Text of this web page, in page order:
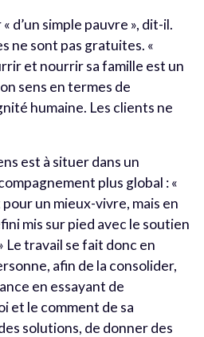
d’un simple pauvre », dit-il.
ne sont pas gratuites. «
et nourrir sa famille est un
sens en termes de
humaine. Les clients ne
est à situer dans un
plus global : «
pour un mieux-vivre, mais en
mis sur pied avec le soutien
Le travail se fait donc en
afin de la consolider,
en essayant de
et le comment de sa
solutions, de donner des